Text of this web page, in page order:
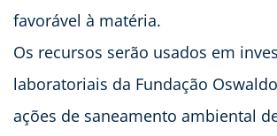
favorável à matéria.
Os recursos serão usados em
laboratoriais da Fundação
ações de saneamento ambiental